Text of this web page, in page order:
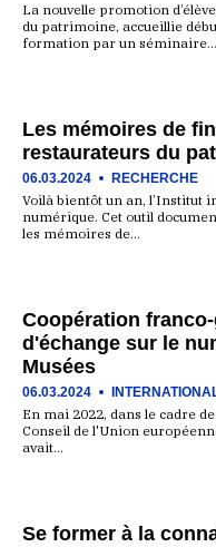
La nouvelle promotion
du patrimoine, accueillie
formation par un séminaire…
Les mémoires de
restaurateurs du
06.03.2024 RECHERCHE
Voilà bientôt un an, l’Institut
numérique. Cet outil
les mémoires de…
Coopération
d'échange sur le
Musées
06.03.2024
En mai 2022, dans le cadre
Conseil de l'Union
avait…
Se former à la